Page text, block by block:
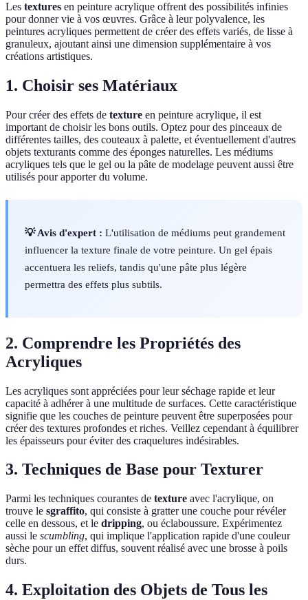
Les textures en peinture acrylique offrent des possibilités infinies
pour donner vie à vos œuvres. Grâce à leur polyvalence, les
peintures acryliques permettent de créer des effets variés, de lisse à
granuleux, ajoutant ainsi une dimension supplémentaire à vos
créations artistiques.
1. Choisir ses Matériaux
Pour créer des effets de texture en peinture acrylique, il est
important de choisir les bons outils. Optez pour des pinceaux de
différentes tailles, des couteaux à palette, et éventuellement d'autres
objets texturants comme des éponges naturelles. Les médiums
acryliques tels que le gel ou la pâte de modelage peuvent aussi être
utilisés pour apporter du volume.
💡 Avis d'expert : L'utilisation de médiums peut grandement
influencer la texture finale de votre peinture. Un gel épais
accentuera les reliefs, tandis qu'une pâte plus légère
permettra des effets plus subtils.
2. Comprendre les Propriétés des
Acryliques
Les acryliques sont appréciées pour leur séchage rapide et leur
capacité à adhérer à une multitude de surfaces. Cette caractéristique
signifie que les couches de peinture peuvent être superposées pour
créer des textures profondes et riches. Veillez cependant à équilibrer
les épaisseurs pour éviter des craquelures indésirables.
3. Techniques de Base pour Texturer
Parmi les techniques courantes de texture avec l'acrylique, on
trouve le sgraffito, qui consiste à gratter une couche pour révéler
celle en dessous, et le dripping, ou éclaboussure. Expérimentez
aussi le scumbling, qui implique l'application rapide d'une couleur
sèche pour un effet diffus, souvent réalisé avec une brosse à poils
durs.
4. Exploitation des Objets de Tous les